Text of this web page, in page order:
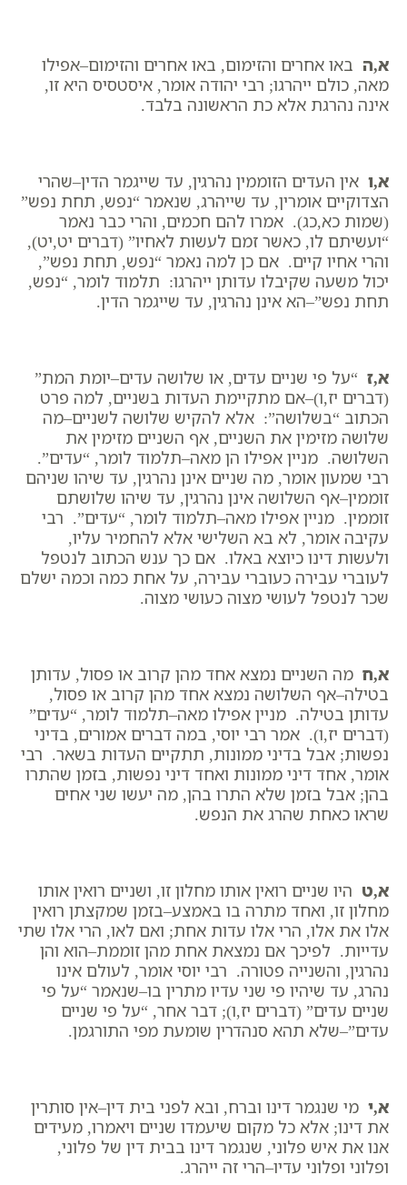
א,ה באו אחרים והזימום, באו אחרים והזימום–אפילו
מאה, כולם ייהרגו; רבי יהודה אומר, איסטסיס היא זו,
אינה נהרגת אלא כת הראשונה בלבד.
א,ו אין העדים הזוממין נהרגין, עד שייגמר הדין–שהרי
הצדוקיים אומרין, עד שייהרג, שנאמר “נפש, תחת נפש”
(שמות כא,כג). אמרו להם חכמים, והרי כבר נאמר
“ועשיתם לו, כאשר זמם לעשות לאחיו” (דברים יט,יט),
והרי אחיו קיים. אם כן למה נאמר “נפש, תחת נפש”,
יכול משעה שקיבלו עדותן ייהרגו: תלמוד לומר, “נפש,
תחת נפש”–הא אינן נהרגין, עד שייגמר הדין.
א,ז “על פי שניים עדים, או שלושה עדים–יומת המת”
(דברים יז,ו)–אם מתקיימת העדות בשניים, למה פרט
הכתוב “בשלושה”: אלא להקיש שלושה לשניים–מה
שלושה מזימין את השניים, אף השניים מזימין את
השלושה. מניין אפילו הן מאה–תלמוד לומר, “עדים”.
רבי שמעון אומר, מה שניים אינן נהרגין, עד שיהו שניהם
זוממין–אף השלושה אינן נהרגין, עד שיהו שלושתם
זוממין. מניין אפילו מאה–תלמוד לומר, “עדים”. רבי
עקיבה אומר, לא בא השלישי אלא להחמיר עליו,
ולעשות דינו כיוצא באלו. אם כך ענש הכתוב לנטפל
לעוברי עבירה כעוברי עבירה, על אחת כמה וכמה ישלם
שכר לנטפל לעושי מצוה כעושי מצוה.
א,ח מה השניים נמצא אחד מהן קרוב או פסול, עדותן
בטילה–אף השלושה נמצא אחד מהן קרוב או פסול,
עדותן בטילה. מניין אפילו מאה–תלמוד לומר, “עדים”
(דברים יז,ו). אמר רבי יוסי, במה דברים אמורים, בדיני
נפשות; אבל בדיני ממונות, תתקיים העדות בשאר. רבי
אומר, אחד דיני ממונות ואחד דיני נפשות, בזמן שהתרו
בהן; אבל בזמן שלא התרו בהן, מה יעשו שני אחים
שראו כאחת שהרג את הנפש.
א,ט היו שניים רואין אותו מחלון זו, ושניים רואין אותו
מחלון זו, ואחד מתרה בו באמצע–בזמן שמקצתן רואין
אלו את אלו, הרי אלו עדות אחת; ואם לאו, הרי אלו שתי
עדייות. לפיכך אם נמצאת אחת מהן זוממת–הוא והן
נהרגין, והשנייה פטורה. רבי יוסי אומר, לעולם אינו
נהרג, עד שיהיו פי שני עדיו מתרין בו–שנאמר “על פי
שניים עדים” (דברים יז,ו); דבר אחר, “על פי שניים
עדים”–שלא תהא סנהדרין שומעת מפי התורגמן.
א,י מי שנגמר דינו וברח, ובא לפני בית דין–אין סותרין
את דינו; אלא כל מקום שיעמדו שניים ויאמרו, מעידים
אנו את איש פלוני, שנגמר דינו בבית דין של פלוני,
ופלוני ופלוני עדיו–הרי זה ייהרג.